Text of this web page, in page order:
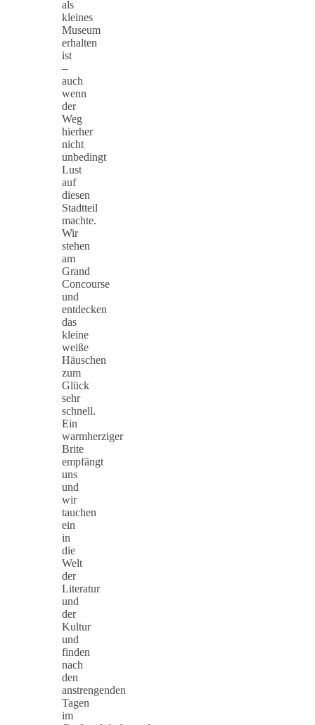
als
kleines
Museum
erhalten
ist
–
auch
wenn
der
Weg
hierher
nicht
unbedingt
Lust
auf
diesen
Stadtteil
machte.
Wir
stehen
am
Grand
Concourse
und
entdecken
das
kleine
weiße
Häuschen
zum
Glück
sehr
schnell.
Ein
warmherziger
Brite
empfängt
uns
und
wir
tauchen
ein
in
die
Welt
der
Literatur
und
der
Kultur
und
finden
nach
den
anstrengenden
Tagen
im